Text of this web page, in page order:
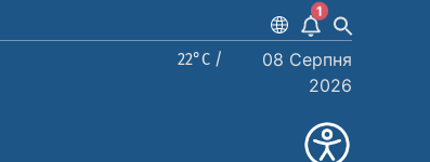
1
22°C /
08 Серпня
2026